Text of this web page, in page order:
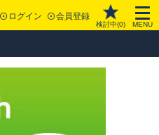
ログイン 会員登録
検討中(0) MENU